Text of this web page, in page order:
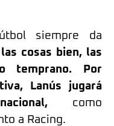
siempre da
cosas bien, las
temprano. Por
Lanús jugará
como
a Racing.